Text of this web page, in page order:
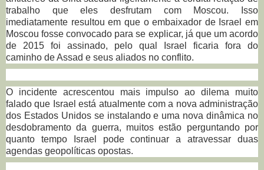
trabalho que eles desfrutam com Moscou.
Isso
imediatamente resultou em que o embaixador de Israel em
Moscou fosse convocado para se explicar, já que um acordo
de 2015 foi assinado, pelo qual Israel ficaria fora do
caminho de Assad e seus aliados no conflito.
O incidente acrescentou mais impulso ao dilema muito
falado que Israel está atualmente com a nova administração
dos Estados Unidos se instalando e uma nova dinâmica no
desdobramento da guerra, muitos estão perguntando por
quanto tempo Israel pode continuar a atravessar duas
agendas geopolíticas opostas.